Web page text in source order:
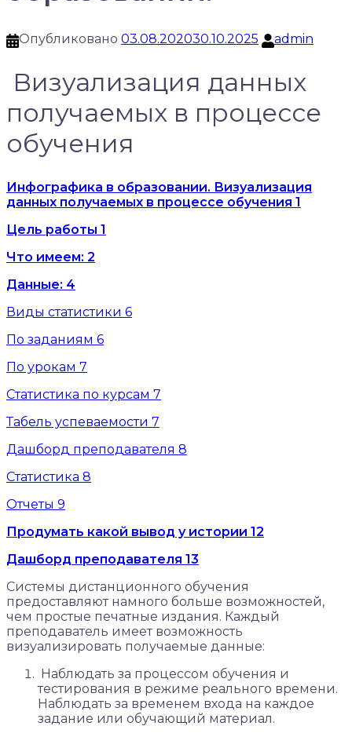
Опубликовано 03.08.202030.10.2025 admin
Визуализация данных
получаемых в процессе
обучения
Инфографика в образовании. Визуализация
данных получаемых в процессе обучения 1
Цель работы 1
Что имеем: 2
Данные: 4
Виды статистики 6
По заданиям 6
По урокам 7
Статистика по курсам 7
Табель успеваемости 7
Дашборд преподавателя 8
Статистика 8
Отчеты 9
Продумать какой вывод у истории 12
Дашборд преподавателя 13
Системы дистанционного обучения
предоставляют намного больше возможностей,
чем простые печатные издания. Каждый
преподаватель имеет возможность
визуализировать получаемые данные:
Наблюдать за процессом обучения и
тестирования в режиме реального времени.
Наблюдать за временем входа на каждое
задание или обучающий материал.